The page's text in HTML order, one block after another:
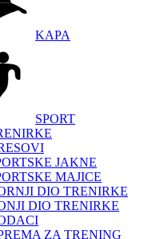
KAPA
SPORT
JAKNE
MAJICE
DIO TRENIRKE
DIO TRENIRKE
ZA TRENING